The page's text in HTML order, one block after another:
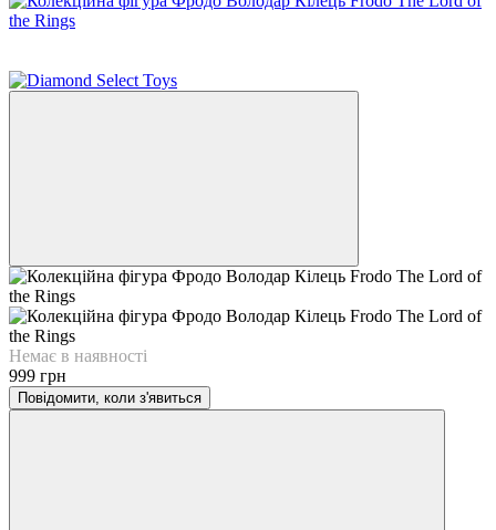
Немає в наявності
999 грн
Повідомити, коли з'явиться